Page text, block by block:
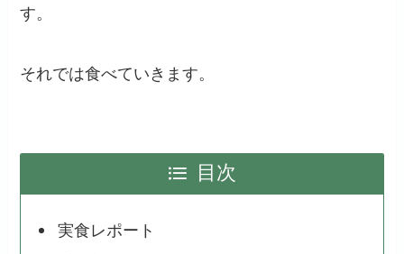
す。
それでは食べていきます。
目次
実食レポート